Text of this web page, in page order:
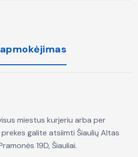
miestus kurjeriu arba per
galite atsiimti Šiaulių Altas
19D, Šiauliai.